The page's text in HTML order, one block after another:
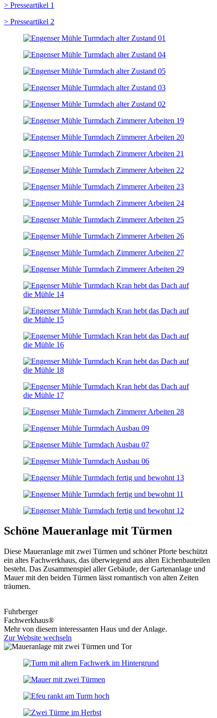
> Presseartikel 1
> Presseartikel 2
Schöne Maueranlage mit Türmen
Diese Maueranlage mit zwei Türmen und schöner Pforte beschützt
ein altes Fachwerkhaus, das überwiegend aus alten Eichenbauteilen
besteht. Das Zusammenspiel aller Gebäude, der Gartenanlage und
Mauer mit den beiden Türmen lässt romantisch von alten Zeiten
träumen.
Fuhrberger
Fachwerkhaus®
Mehr von diesem interessanten Haus und der Anlage.
Zur Website wechseln